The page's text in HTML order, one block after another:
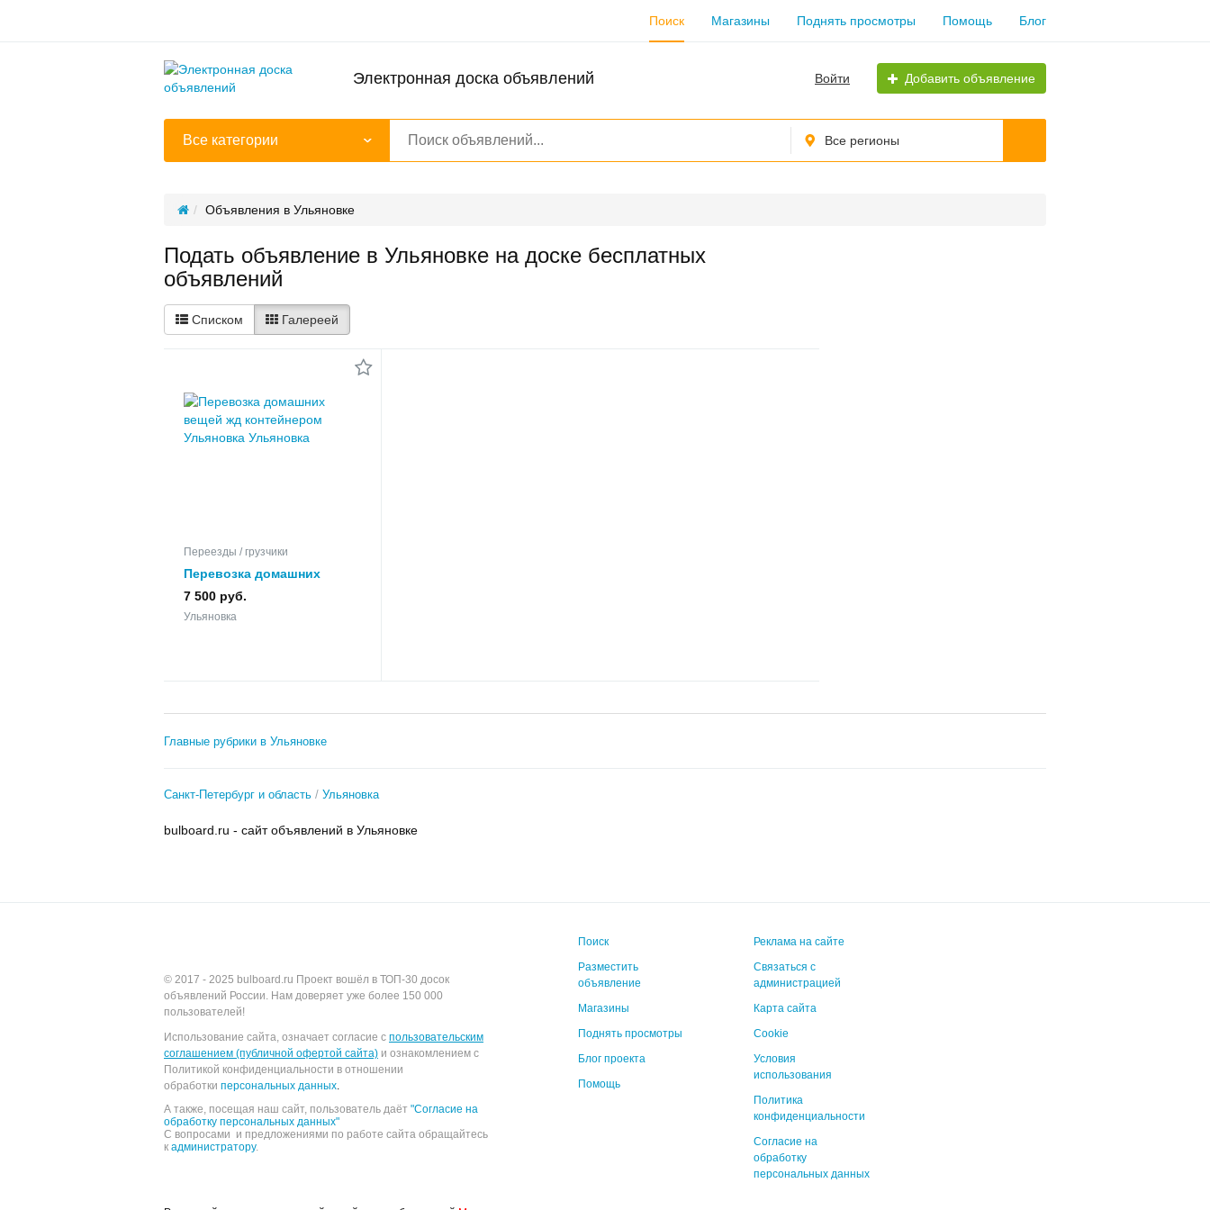
Поиск Магазины Поднять просмотры Помощь Блог
Электронная доска объявлений Войти Добавить объявление
Все категории Все регионы
Объявления в Ульяновке
Подать объявление в Ульяновке на доске бесплатных
объявлений
Списком Галереей
Переезды / грузчики
Перевозка домашних
вещей жд контейнером
Ульяновка
7 500 руб.
Ульяновка
Главные рубрики в Ульяновке
Санкт-Петербург и область Ульяновка
bulboard.ru - сайт объявлений в Ульяновке
© 2017 - 2025 bulboard.ru Проект вошёл в ТОП-30 досок
объявлений России. Нам доверяет уже более 150 000
пользователей!
Использование сайта, означает согласие с пользовательским
соглашением (публичной офертой сайта) и ознакомлением с
Политикой конфиденциальности в отношении
обработки персональных данных.
А также, посещая наш сайт, пользователь даёт "Согласие на
обработку персональных данных"
С вопросами и предложениями по работе сайта обращайтесь
к администратору.
Поиск
Разместить
объявление
Магазины
Поднять просмотры
Блог проекта
Помощь
Реклама на сайте
Связаться с
администрацией
Карта сайта
Cookie
Условия
использования
Политика
конфиденциальности
Согласие на
обработку
персональных данных